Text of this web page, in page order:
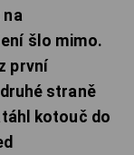
šlo mimo.
první
straně
kotouč do